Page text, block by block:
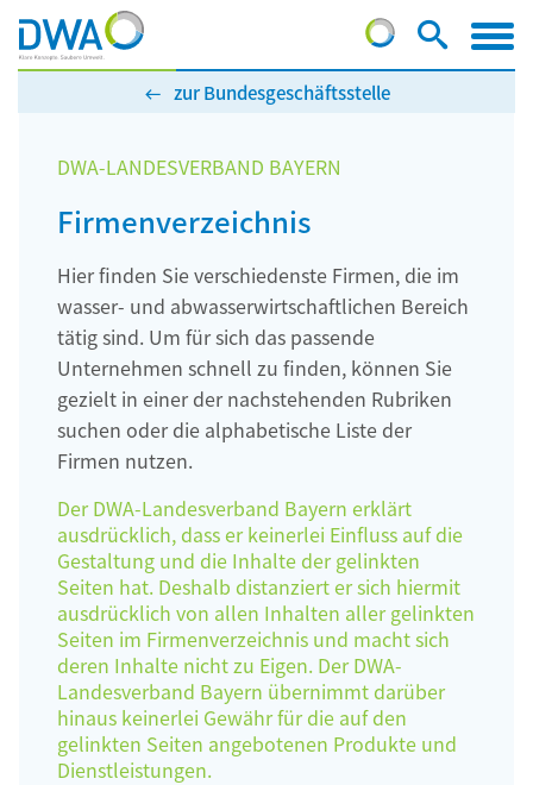
zur Bundesgeschäftsstelle
DWA-LANDESVERBAND BAYERN
Firmenverzeichnis
Hier finden Sie verschiedenste Firmen, die im
wasser- und abwasserwirtschaftlichen Bereich
tätig sind. Um für sich das passende
Unternehmen schnell zu finden, können Sie
gezielt in einer der nachstehenden Rubriken
suchen oder die alphabetische Liste der
Firmen nutzen.
Der DWA-Landesverband Bayern erklärt
ausdrücklich, dass er keinerlei Einfluss auf die
Gestaltung und die Inhalte der gelinkten
Seiten hat. Deshalb distanziert er sich hiermit
ausdrücklich von allen Inhalten aller gelinkten
Seiten im Firmenverzeichnis und macht sich
deren Inhalte nicht zu Eigen. Der DWA-
Landesverband Bayern übernimmt darüber
hinaus keinerlei Gewähr für die auf den
gelinkten Seiten angebotenen Produkte und
Dienstleistungen.